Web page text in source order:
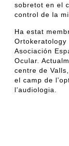
sobretot en el
control de la
Ha estat
Ortokeratology
Asociación
Ocular.
centre de
el camp de l’
l’audiologia